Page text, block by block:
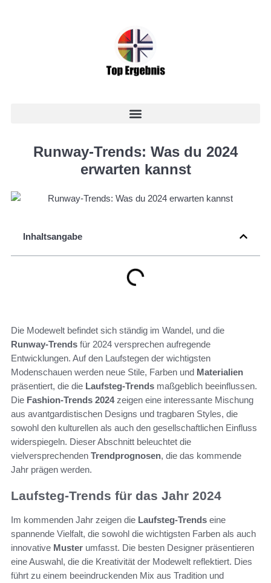
Runway-Trends: Was du 2024
erwarten kannst
Inhaltsangabe
Die Modewelt befindet sich ständig im Wandel, und die
Runway-Trends für 2024 versprechen aufregende
Entwicklungen. Auf den Laufstegen der wichtigsten
Modenschauen werden neue Stile, Farben und Materialien
präsentiert, die die Laufsteg-Trends maßgeblich beeinflussen.
Die Fashion-Trends 2024zeigen eine interessante Mischung
aus avantgardistischen Designs und tragbaren Styles, die
sowohl den kulturellen als auch den gesellschaftlichen Einfluss
widerspiegeln. Dieser Abschnitt beleuchtet die
vielversprechenden Trendprognosen, die das kommende
Jahr prägen werden.
Laufsteg-Trends für das Jahr 2024
Im kommenden Jahr zeigen die Laufsteg-Trends eine
spannende Vielfalt, die sowohl die wichtigsten Farben als auch
innovative Muster umfasst. Die besten Designer präsentieren
eine Auswahl, die die Kreativität der Modewelt reflektiert. Dies
führt zu einem beeindruckenden Mix aus Tradition und